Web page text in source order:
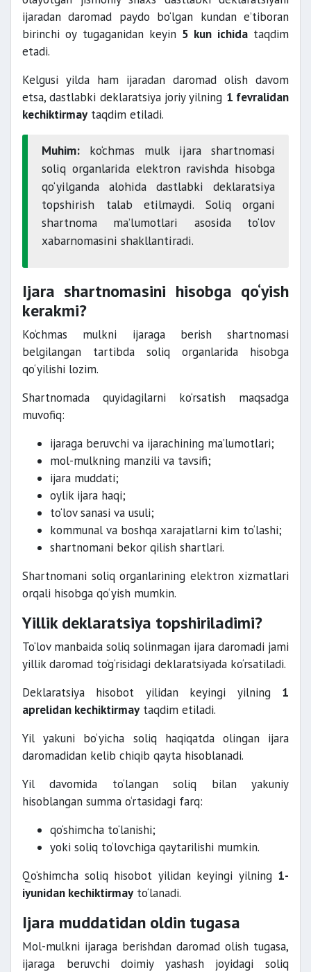
ijaradan daromad paydo bo‘lgan kundan e’tiboran
birinchi oy tugaganidan keyin 5 kun ichidataqdim
etadi.
Kelgusi yilda ham ijaradan daromad olish davom
etsa, dastlabki deklaratsiya joriy yilning 1 fevralidan
kechiktirmay taqdim etiladi.
Muhim: ko‘chmas mulk ijara shartnomasi
soliq organlarida elektron ravishda hisobga
qo‘yilganda alohida dastlabki deklaratsiya
topshirish talab etilmaydi. Soliq organi
shartnoma ma’lumotlari asosida to‘lov
xabarnomasini shakllantiradi.
Ijara shartnomasini hisobga qo‘yish
kerakmi?
Ko‘chmas mulkni ijaraga berish shartnomasi
belgilangan tartibda soliq organlarida hisobga
qo‘yilishi lozim.
Shartnomada quyidagilarni ko‘rsatish maqsadga
muvofiq:
ijaraga beruvchi va ijarachining ma’lumotlari;
mol-mulkning manzili va tavsifi;
ijara muddati;
oylik ijara haqi;
to‘lov sanasi va usuli;
kommunal va boshqa xarajatlarni kim to‘lashi;
shartnomani bekor qilish shartlari.
Shartnomani soliq organlarining elektron xizmatlari
orqali hisobga qo‘yish mumkin.
Yillik deklaratsiya topshiriladimi?
To‘lov manbaida soliq solinmagan ijara daromadi jami
yillik daromad to‘g‘risidagi deklaratsiyada ko‘rsatiladi.
Deklaratsiya hisobot yilidan keyingi yilning 1
aprelidan kechiktirmay taqdim etiladi.
Yil yakuni bo‘yicha soliq haqiqatda olingan ijara
daromadidan kelib chiqib qayta hisoblanadi.
Yil davomida to‘langan soliq bilan yakuniy
hisoblangan summa o‘rtasidagi farq:
qo‘shimcha to‘lanishi;
yoki soliq to‘lovchiga qaytarilishi mumkin.
Qo‘shimcha soliq hisobot yilidan keyingi yilning 1-
iyunidan kechiktirmay to‘lanadi.
Ijara muddatidan oldin tugasa
Mol-mulkni ijaraga berishdan daromad olish tugasa,
ijaraga beruvchi doimiy yashash joyidagi soliq